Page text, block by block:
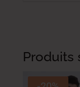
Produits